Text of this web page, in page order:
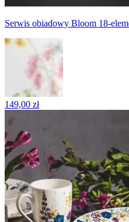
Serwis obiadowy Bloom 18-
149,00 zł